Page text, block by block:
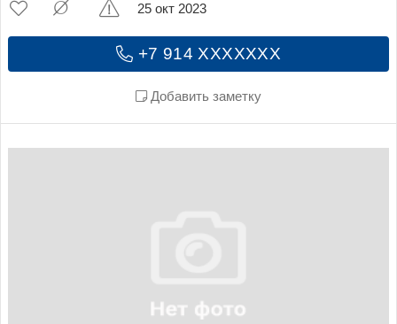
+7 914 XXXXXXX
Добавить заметку
25 окт 2023